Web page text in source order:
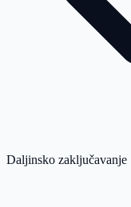
Daljinsko zaključavanje